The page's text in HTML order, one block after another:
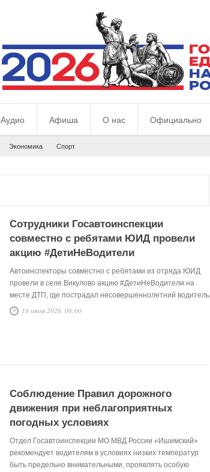
Аудио Афиша О нас Официально
Экономика Спорт
Сотрудники Госавтоинспекции
совместно с ребятами ЮИД провели
акцию #ДетиНеВодители
Автоинспекторы совместно с ребятами из отряда ЮИД
провели в селе Викулово акцию #ДетиНеВодители на
месте ДТП, где пострадал несовершеннолетний водитель
мопеда. Целью данной акции является предупреждение
18 июля 2026, 08:00
Соблюдение Правил дорожного
движения при неблагоприятных
погодных условиях
Отдел Госавтоинспекции МО МВД России «Ишимский»
рекомендует водителям в условиях низких температур
быть предельно внимательными, проявлять особую